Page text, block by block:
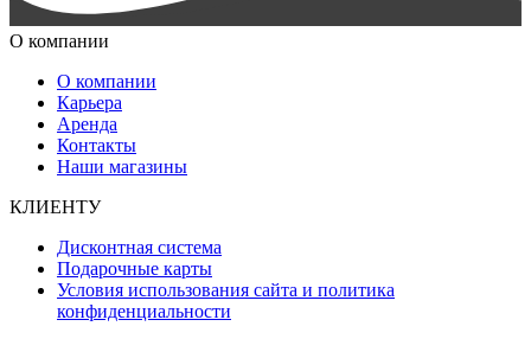
О компании
О компании
Карьера
Аренда
Контакты
Наши магазины
КЛИЕНТУ
Дисконтная система
Подарочные карты
Условия использования сайта и политика
конфиденциальности